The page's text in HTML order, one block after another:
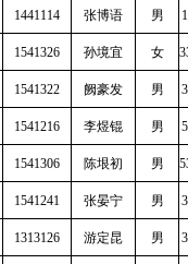
1441114 张博语 男
1541326 孙境宜 女
1541322 阙豪发 男
1541216 李煜锟 男
1541306 陈垠初 男
1541241 张晏宁 男
1313126 游定昆 男